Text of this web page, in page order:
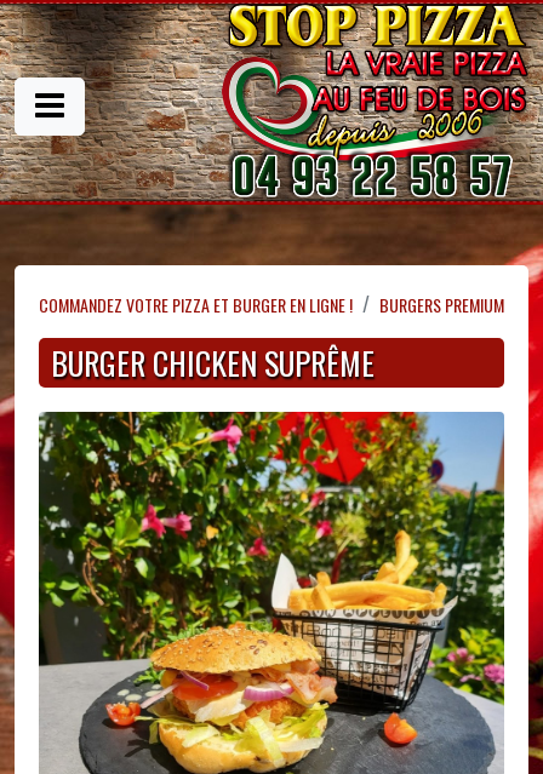
COMMANDEZ VOTRE PIZZA ET BURGER EN LIGNE ! BURGERS PREMIUM
BURGER CHICKEN SUPRÊME